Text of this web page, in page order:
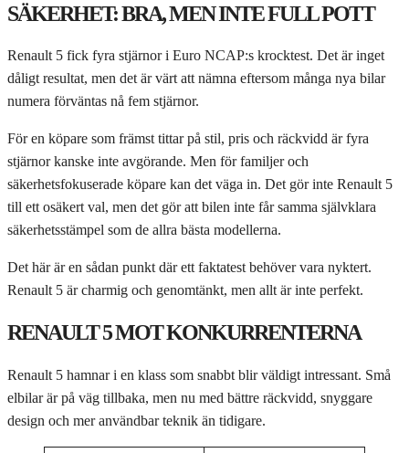
SÄKERHET: BRA, MEN INTE FULL POTT
Renault 5 fick fyra stjärnor i Euro NCAP:s krocktest. Det är inget
dåligt resultat, men det är värt att nämna eftersom många nya bilar
numera förväntas nå fem stjärnor.
För en köpare som främst tittar på stil, pris och räckvidd är fyra
stjärnor kanske inte avgörande. Men för familjer och
säkerhetsfokuserade köpare kan det väga in. Det gör inte Renault 5
till ett osäkert val, men det gör att bilen inte får samma självklara
säkerhetsstämpel som de allra bästa modellerna.
Det här är en sådan punkt där ett faktatest behöver vara nyktert.
Renault 5 är charmig och genomtänkt, men allt är inte perfekt.
RENAULT 5 MOT KONKURRENTERNA
Renault 5 hamnar i en klass som snabbt blir väldigt intressant. Små
elbilar är på väg tillbaka, men nu med bättre räckvidd, snyggare
design och mer användbar teknik än tidigare.